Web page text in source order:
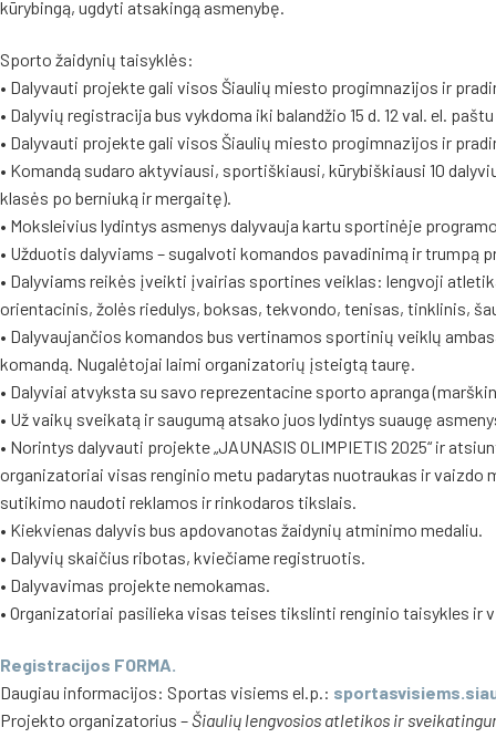
kūrybingą, ugdyti atsakingą asmenybę.
Sporto žaidynių taisyklės:
• Dalyvauti projekte gali visos Šiaulių miesto progimnazijos ir
• Dalyvių registracija bus vykdoma iki balandžio 15 d. 12 val. el.
• Dalyvauti projekte gali visos Šiaulių miesto progimnazijos ir
• Komandą sudaro aktyviausi, sportiškiausi, kūrybiškiausi 10
klasės po berniuką ir mergaitę).
• Moksleivius lydintys asmenys dalyvauja kartu sportinėje
• Užduotis dalyviams – sugalvoti komandos pavadinimą ir trumpą
• Dalyviams reikės įveikti įvairias sportines veiklas: lengvoji
orientacinis, žolės riedulys, boksas, tekvondo, tenisas, tinklinis,
• Dalyvaujančios komandos bus vertinamos sportinių veiklų
komandą. Nugalėtojai laimi organizatorių įsteigtą taurę.
• Dalyviai atvyksta su savo reprezentacine sporto apranga
• Už vaikų sveikatą ir saugumą atsako juos lydintys suaugę
• Norintys dalyvauti projekte „JAUNASIS OLIMPIETIS 2025“ ir
organizatoriai visas renginio metu padarytas nuotraukas ir vaizdo
sutikimo naudoti reklamos ir rinkodaros tikslais.
• Kiekvienas dalyvis bus apdovanotas žaidynių atminimo medaliu.
• Dalyvių skaičius ribotas, kviečiame registruotis.
• Dalyvavimas projekte nemokamas.
• Organizatoriai pasilieka visas teises tikslinti renginio taisykles ir
Registracijos FORMA.
Daugiau informacijos: Sportas visiems el.p.:
Projekto organizatorius –Šiaulių lengvosios atletikos ir